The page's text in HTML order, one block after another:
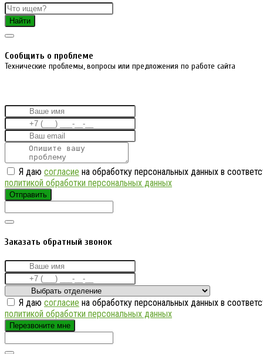
Найти
Cообщить о проблеме
Технические проблемы, вопросы или предложения по работе сайта
Я даю согласие на обработку персональных данных в
политикой обработки персональных данных
Отправить
Заказать обратный звонок
Я даю согласие на обработку персональных данных в
политикой обработки персональных данных
Перезвоните мне